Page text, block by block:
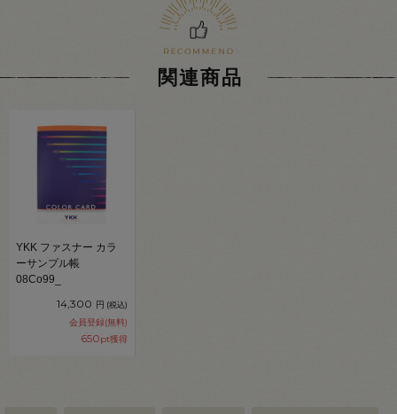
関連商品
YKK ファスナー カラ
ーサンプル帳
08Co99_
14,300 円 (税込)
会員登録(無料)
650pt獲得